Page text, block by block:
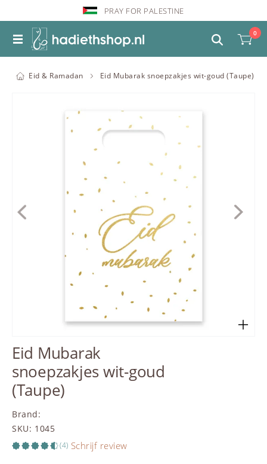
PRAY FOR PALESTINE
0
Eid & Ramadan Eid Mubarak snoepzakjes wit-goud (Taupe)
Eid Mubarak
snoepzakjes wit-goud
(Taupe)
Brand:
SKU: 1045
(4) Schrijf review